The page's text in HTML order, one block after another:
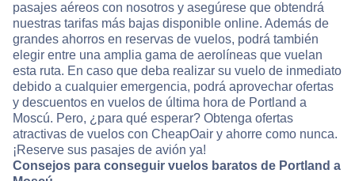
pasajes aéreos con nosotros y asegúrese que obtendrá
nuestras tarifas más bajas disponible online. Además de
grandes ahorros en reservas de vuelos, podrá también
elegir entre una amplia gama de aerolíneas que vuelan
esta ruta. En caso que deba realizar su vuelo de inmediato
debido a cualquier emergencia, podrá aprovechar ofertas
y descuentos en vuelos de última hora de Portland a
Moscú. Pero, ¿para qué esperar? Obtenga ofertas
atractivas de vuelos con CheapOair y ahorre como nunca.
¡Reserve sus pasajes de avión ya!
Consejos para conseguir vuelos baratos de Portland a